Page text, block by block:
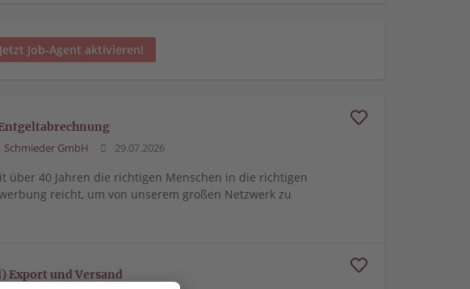
Jetzt Job-Agent aktivieren!
Schmieder GmbH 29.07.2026
über 40 Jahren die richtigen Menschen in die richtigen
reicht, um von unserem großen Netzwerk zu
und Versand